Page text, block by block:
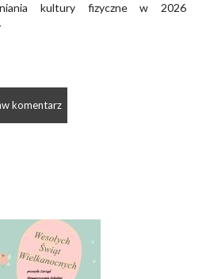
kultury fizyczne w 2026
komentarz